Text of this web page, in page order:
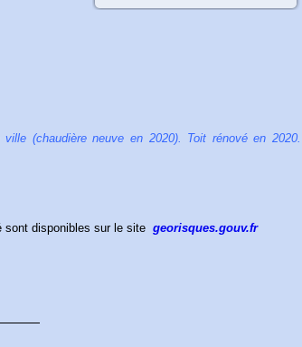
(chaudière neuve en 2020). Toit rénové en 2020.
sont disponibles sur le site georisques.gouv.fr